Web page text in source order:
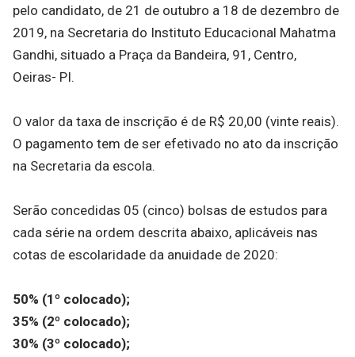
pelo candidato, de 21 de outubro a 18 de dezembro de
2019, na Secretaria do Instituto Educacional Mahatma
Gandhi, situado a Praça da Bandeira, 91, Centro,
Oeiras- PI.
O valor da taxa de inscrição é de R$ 20,00 (vinte reais).
O pagamento tem de ser efetivado no ato da inscrição
na Secretaria da escola.
Serão concedidas 05 (cinco) bolsas de estudos para
cada série na ordem descrita abaixo, aplicáveis nas
cotas de escolaridade da anuidade de 2020:
50% (1º colocado);
35% (2º colocado);
30% (3º colocado);